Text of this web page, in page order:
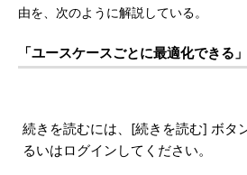
由を、次のように解説している。
「ユースケースごとに最適化でき
続きを読むには、[続きを読む] ボタ
るいはログインしてください。